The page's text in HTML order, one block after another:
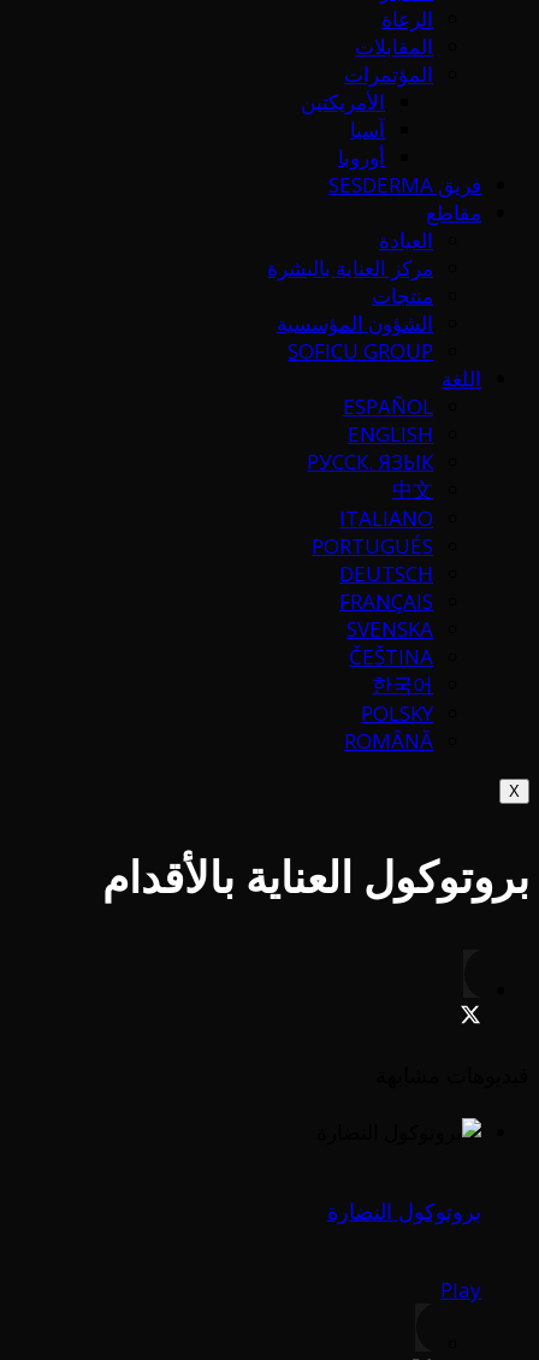
الرعاة
المقابلات
المؤتمرات
الأمريكتين
آسيا
أوروبا
فريق SESDERMA
مقاطع
العيادة
مركز العناية بالبشرة
منتجات
الشؤون المؤسسية
SOFICU GROUP
اللغة
ESPAÑOL
ENGLISH
РУССК. ЯЗЫК
中文
ITALIANO
PORTUGUÉS
DEUTSCH
FRANÇAIS
SVENSKA
ČEŠTINA
한국어
POLSKY
ROMÂNĂ
X
بروتوكول العناية بالأقدام
بروتوكول النضارة
Play